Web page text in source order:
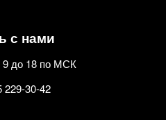
с нами
9 до 18 по МСК
229-30-42